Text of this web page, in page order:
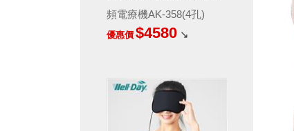
頻電療機AK-358(4孔)
優惠價 $4580↘